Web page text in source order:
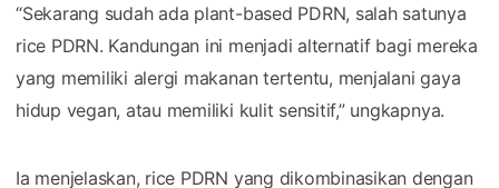
“Sekarang sudah ada plant-based PDRN, salah satunya
rice PDRN. Kandungan ini menjadi alternatif bagi mereka
yang memiliki alergi makanan tertentu, menjalani gaya
hidup vegan, atau memiliki kulit sensitif,” ungkapnya.
Ia menjelaskan, rice PDRN yang dikombinasikan dengan